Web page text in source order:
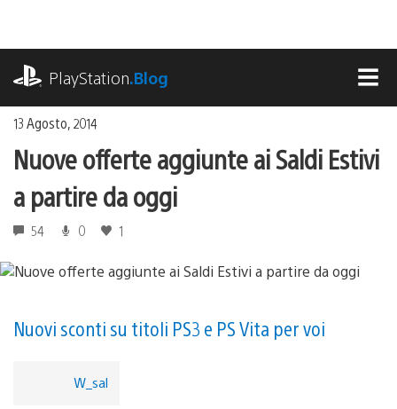
contenuto
PlayStation.Blog
13 Agosto, 2014
Nuove offerte aggiunte ai Saldi Estivi
a partire da oggi
54 0 1
Nuovi sconti su titoli PS3 e PS Vita per voi
W_sal